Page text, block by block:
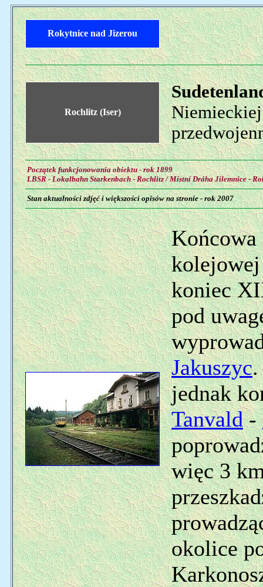
Rokytnice nad Jizerou
Rochlitz (Iser)
Początek funkcjonowania obiektu - rok 1899
LBSR - Lokalbahn Starkenbach - Rochlitz / Místní Dráha Jilemnice -
Stan aktualności zdjęć i większości opisów na stronie - rok 2007
koniec
pod
Jakuszyc.
jednak
Tanvald-
więc 3
okolice